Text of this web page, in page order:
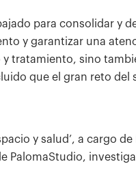
para consolidar y
y garantizar una
tratamiento, sino
que el gran reto del
y salud’, a cargo de
PalomaStudio,